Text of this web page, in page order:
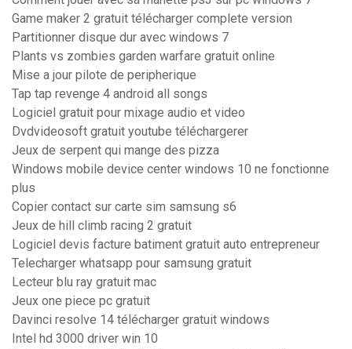
Game maker 2 gratuit télécharger complete version
Partitionner disque dur avec windows 7
Plants vs zombies garden warfare gratuit online
Mise a jour pilote de peripherique
Tap tap revenge 4 android all songs
Logiciel gratuit pour mixage audio et video
Dvdvideosoft gratuit youtube téléchargerer
Jeux de serpent qui mange des pizza
Windows mobile device center windows 10 ne fonctionne
plus
Copier contact sur carte sim samsung s6
Jeux de hill climb racing 2 gratuit
Logiciel devis facture batiment gratuit auto entrepreneur
Telecharger whatsapp pour samsung gratuit
Lecteur blu ray gratuit mac
Jeux one piece pc gratuit
Davinci resolve 14 télécharger gratuit windows
Intel hd 3000 driver win 10